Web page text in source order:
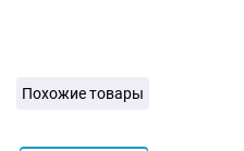
Похожие товары